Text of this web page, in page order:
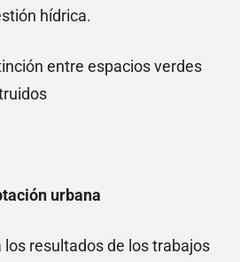
hídrica.
entre espacios verdes
urbana
resultados de los trabajos